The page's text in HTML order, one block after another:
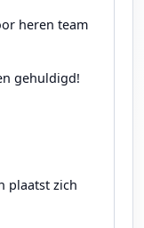
heren team
gehuldigd!
plaatst zich